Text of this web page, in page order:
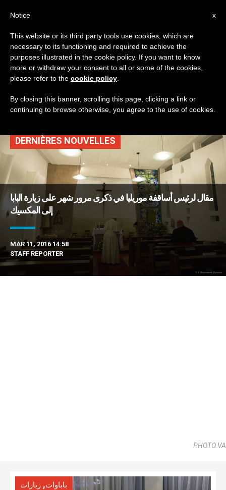
TAG
Posts Tagged ‘البابا
في المكسيك’
DERNIÈRES NOUVELLES
مقال لرئيس أساقفة موريليا في ذكرى مرور شهر على زيارة البابا
إلى المكسيك
MAR 11, 2016 14:58
STAFF REPORTER
PHOTO.VA
باباوات, زيارات
x
Notice
This website or its third party tools use cookies, which are
necessary to its functioning and required to achieve the
purposes illustrated in the cookie policy. If you want to know
more or withdraw your consent to all or some of the cookies,
please refer to the cookie policy
By closing this banner, scrolling this page, clicking a link or
continuing to browse otherwise, you agree to the use of cookies.